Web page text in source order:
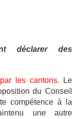
déclarer des
les cantons. Le
du Conseil
compétence à la
une autre